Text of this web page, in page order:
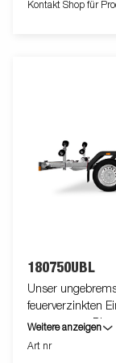
Sicherungskette
Kontakt Shop für
180750UBL
Unser
feuerverzinkten
ausgestattet.
Die belastbaren
Weitere anzeigen
Art nr